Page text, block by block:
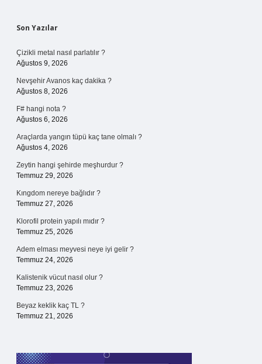
Sidebar
Son Yazılar
Çizikli metal nasıl parlatılır ?
Ağustos 9, 2026
Nevşehir Avanos kaç dakika ?
Ağustos 8, 2026
F# hangi nota ?
Ağustos 6, 2026
Araçlarda yangın tüpü kaç tane olmalı ?
Ağustos 4, 2026
Zeytin hangi şehirde meşhurdur ?
Temmuz 29, 2026
Kıngdom nereye bağlıdır ?
Temmuz 27, 2026
Klorofil protein yapılı mıdır ?
Temmuz 25, 2026
Adem elması meyvesi neye iyi gelir ?
Temmuz 24, 2026
Kalistenik vücut nasıl olur ?
Temmuz 23, 2026
Beyaz keklik kaç TL ?
Temmuz 21, 2026